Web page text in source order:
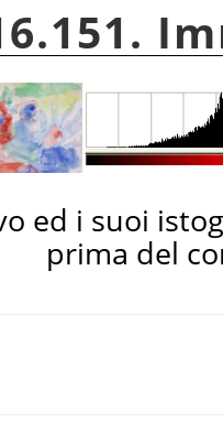
ed i suoi
prima del